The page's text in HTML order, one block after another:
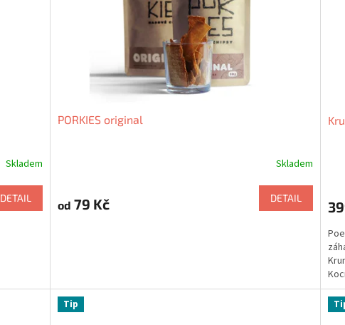
Skladem
DETAIL
PORKIES original
Skladem
od 79 Kč DETAIL
Tip